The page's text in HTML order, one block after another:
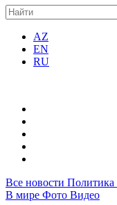
AZ
EN
RU
Все новости Политика
В мире Фото Видео